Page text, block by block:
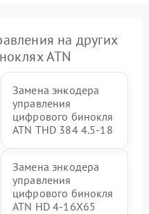
на других
ATN
Замена энкодера
управления
цифрового бинокля
ATN THD 384 4.5-18
Замена энкодера
управления
цифрового бинокля
ATN HD 4-16X65